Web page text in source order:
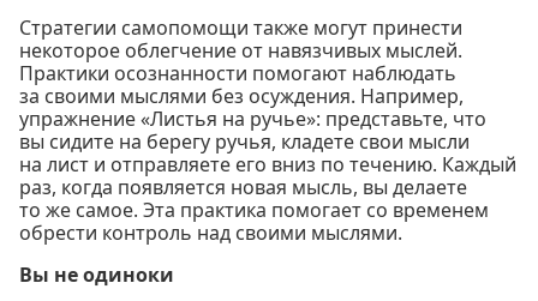
Стратегии самопомощи также могут принести
некоторое облегчение от навязчивых мыслей.
Практики осознанности помогают наблюдать
за своими мыслями без осуждения. Например,
упражнение «Листья на ручье»: представьте, что
вы сидите на берегу ручья, кладете свои мысли
на лист и отправляете его вниз по течению. Каждый
раз, когда появляется новая мысль, вы делаете
то же самое. Эта практика помогает со временем
обрести контроль над своими мыслями.
Вы не одиноки